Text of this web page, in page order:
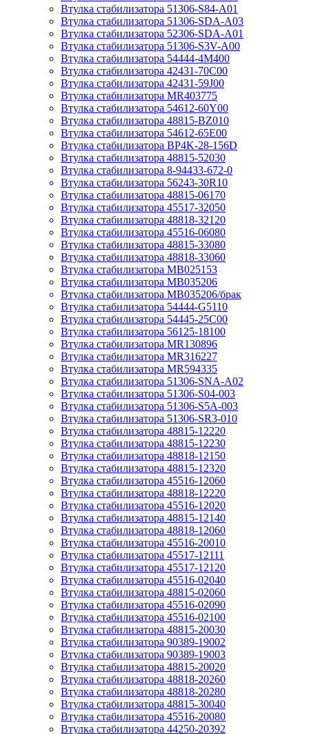
Втулка стабилизатора 51306-S84-A01
Втулка стабилизатора 51306-SDA-A03
Втулка стабилизатора 52306-SDA-A01
Втулка стабилизатора 51306-S3V-A00
Втулка стабилизатора 54444-4M400
Втулка стабилизатора 42431-70С00
Втулка стабилизатора 42431-59J00
Втулка стабилизатора MR403775
Втулка стабилизатора 54612-60Y00
Втулка стабилизатора 48815-BZ010
Втулка стабилизатора 54612-65Е00
Втулка стабилизатора BP4K-28-156D
Втулка стабилизатора 48815-52030
Втулка стабилизатора 8-94433-672-0
Втулка стабилизатора 56243-30R10
Втулка стабилизатора 48815-06170
Втулка стабилизатора 45517-32050
Втулка стабилизатора 48818-32120
Втулка стабилизатора 45516-06080
Втулка стабилизатора 48815-33080
Втулка стабилизатора 48818-33060
Втулка стабилизатора MB025153
Втулка стабилизатора MB035206
Втулка стабилизатора MB035206/брак
Втулка стабилизатора 54444-G5110
Втулка стабилизатора 54445-25C00
Втулка стабилизатора 56125-18100
Втулка стабилизатора MR130896
Втулка стабилизатора MR316227
Втулка стабилизатора MR594335
Втулка стабилизатора 51306-SNA-A02
Втулка стабилизатора 51306-S04-003
Втулка стабилизатора 51306-S5A-003
Втулка стабилизатора 51306-SR3-010
Втулка стабилизатора 48815-12220
Втулка стабилизатора 48815-12230
Втулка стабилизатора 48818-12150
Втулка стабилизатора 48815-12320
Втулка стабилизатора 45516-12060
Втулка стабилизатора 48818-12220
Втулка стабилизатора 45516-12020
Втулка стабилизатора 48815-12140
Втулка стабилизатора 48818-12060
Втулка стабилизатора 45516-20010
Втулка стабилизатора 45517-12111
Втулка стабилизатора 45517-12120
Втулка стабилизатора 45516-02040
Втулка стабилизатора 48815-02060
Втулка стабилизатора 45516-02090
Втулка стабилизатора 45516-02100
Втулка стабилизатора 48815-20030
Втулка стабилизатора 90389-19002
Втулка стабилизатора 90389-19003
Втулка стабилизатора 48815-20020
Втулка стабилизатора 48818-20260
Втулка стабилизатора 48818-20280
Втулка стабилизатора 48815-30040
Втулка стабилизатора 45516-20080
Втулка стабилизатора 44250-20392